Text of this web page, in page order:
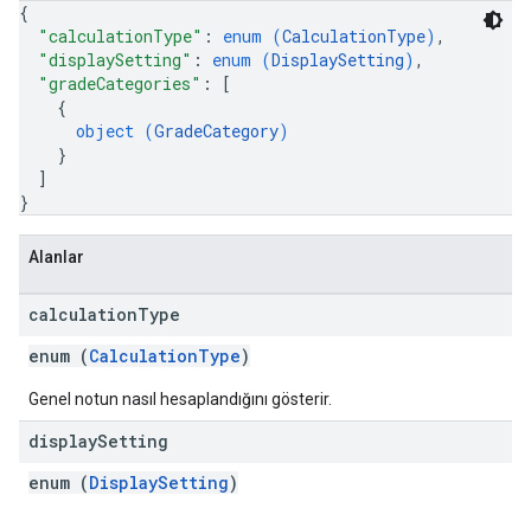
{
"calculationType" : enum (CalculationType) ,
"displaySetting" : enum (DisplaySetting) ,
"gradeCategories" :
[
{
object (GradeCategory)
}
]
}
Alanlar
calculationType
enum (CalculationType)
Genel notun nasıl hesaplandığını gösterir.
displaySetting
enum (DisplaySetting)